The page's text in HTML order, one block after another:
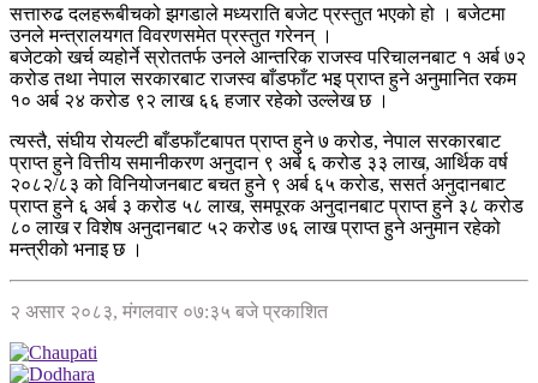
सत्तारुढ दलहरूबीचको झगडाले मध्यराति बजेट प्रस्तुत भएको हो । बजेटमा
उनले मन्त्रालयगत विवरणसमेत प्रस्तुत गरेनन् ।
बजेटको खर्च व्यहोर्ने स्रोततर्फ उनले आन्तरिक राजस्व परिचालनबाट १ अर्ब ७२
करोड तथा नेपाल सरकारबाट राजस्व बाँडफाँट भइ प्राप्त हुने अनुमानित रकम
१० अर्ब २४ करोड ९२ लाख ६६ हजार रहेको उल्लेख छ ।
त्यस्तै, संघीय रोयल्टी बाँडफाँटबापत प्राप्त हुने ७ करोड, नेपाल सरकारबाट
प्राप्त हुने वित्तीय समानीकरण अनुदान ९ अर्ब ६ करोड ३३ लाख, आर्थिक वर्ष
२०८२/८३ को विनियोजनबाट बचत हुने ९ अर्ब ६५ करोड, ससर्त अनुदानबाट
प्राप्त हुने ६ अर्ब ३ करोड ५८ लाख, समपूरक अनुदानबाट प्राप्त हुने ३८ करोड
८० लाख र विशेष अनुदानबाट ५२ करोड ७६ लाख प्राप्त हुने अनुमान रहेको
मन्त्रीको भनाइ छ ।
२ असार २०८३, मंगलवार ०७:३५ बजे प्रकाशित